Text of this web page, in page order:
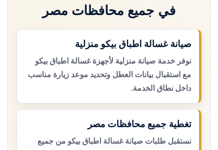
في جميع محافظات مصر
صيانة غسالة اطباق بيكو منزلية
نوفر خدمة صيانة منزلية لأجهزة غسالة اطباق بيكو
مع استقبال بيانات العطل وتحديد موعد زيارة مناسب
داخل نطاق الخدمة.
تغطية جميع محافظات مصر
نستقبل طلبات صيانة غسالة اطباق بيكو من جميع